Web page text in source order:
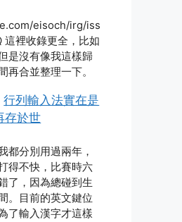
eisoch/irg/iss
這裡收錄更全，比如
是沒有像我這樣歸
再合並整理一下。
行列輸入法實在是
存於世
都分別用過兩年，
得不快，比賽時六
了，因為總碰到生
。目前的英文鍵位
了輸入漢字才這樣